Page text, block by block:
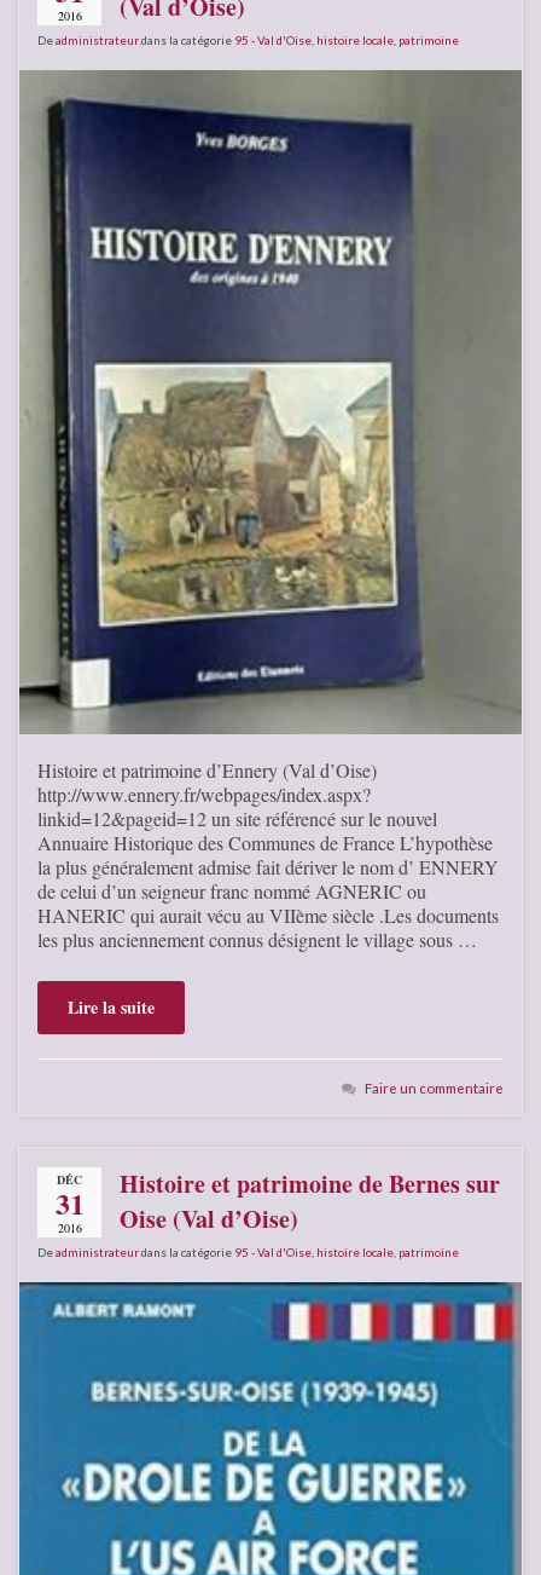
2016
Deadministrateurdans la catégorie 95 - Val d'Oise histoire locale patrimoine
Histoire et patrimoine d’Ennery (Val d’Oise)
http://www.ennery.fr/webpages/index.aspx?
linkid=12&pageid=12 un site référencé sur le nouvel
Annuaire Historique des Communes de France L’hypothèse
la plus généralement admise fait dériver le nom d’ ENNERY
de celui d’un seigneur franc nommé AGNERIC ou
HANERIC qui aurait vécu au VIIème siècle .Les documents
les plus anciennement connus désignent le village sous …
Lire la suite
Faire un commentaire
DÉC
31
2016
Histoire et patrimoine de Bernes sur
Oise (Val d’Oise)
Deadministrateurdans la catégorie 95 - Val d'Oise histoire locale patrimoine